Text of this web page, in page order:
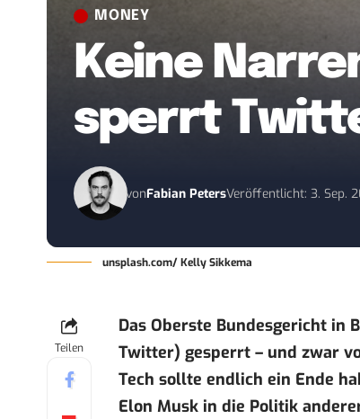
MONEY
Keine
sperrt
vonFabian PetersVeröffentlicht: 3. Sep.
unsplash.com/ Kelly Sikkema
Teilen
Das Oberste Bundesgericht in
Twitter) gesperrt – und zwar
Tech sollte endlich ein Ende
Elon Musk in die Politik